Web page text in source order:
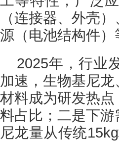
（连接器、外壳
源（电池结构件）
2025年，行业
加速，生物基尼
材料成为研发热
料占比；二是下
尼龙量从传统